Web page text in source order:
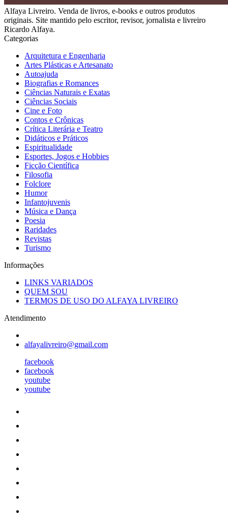
Alfaya Livreiro. Venda de livros, e-books e outros produtos
originais. Site mantido pelo escritor, revisor, jornalista e livreiro
Ricardo Alfaya.
Categorias
Arquitetura e Engenharia
Artes Plásticas e Artesanato
Autoajuda
Biografias e Romances
Ciências Naturais e Exatas
Ciências Sociais
Cine e Foto
Contos e Crônicas
Crítica Literária e Teatro
Didáticos e Práticos
Espiritualidade
Esportes, Jogos e Hobbies
Ficção Científica
Filosofia
Folclore
Humor
Infantojuvenis
Música e Dança
Poesia
Raridades
Revistas
Turismo
Informações
LINKS VARIADOS
QUEM SOU
TERMOS DE USO DO ALFAYA LIVREIRO
Atendimento
alfayalivreiro@gmail.com
facebook
facebook
youtube
youtube